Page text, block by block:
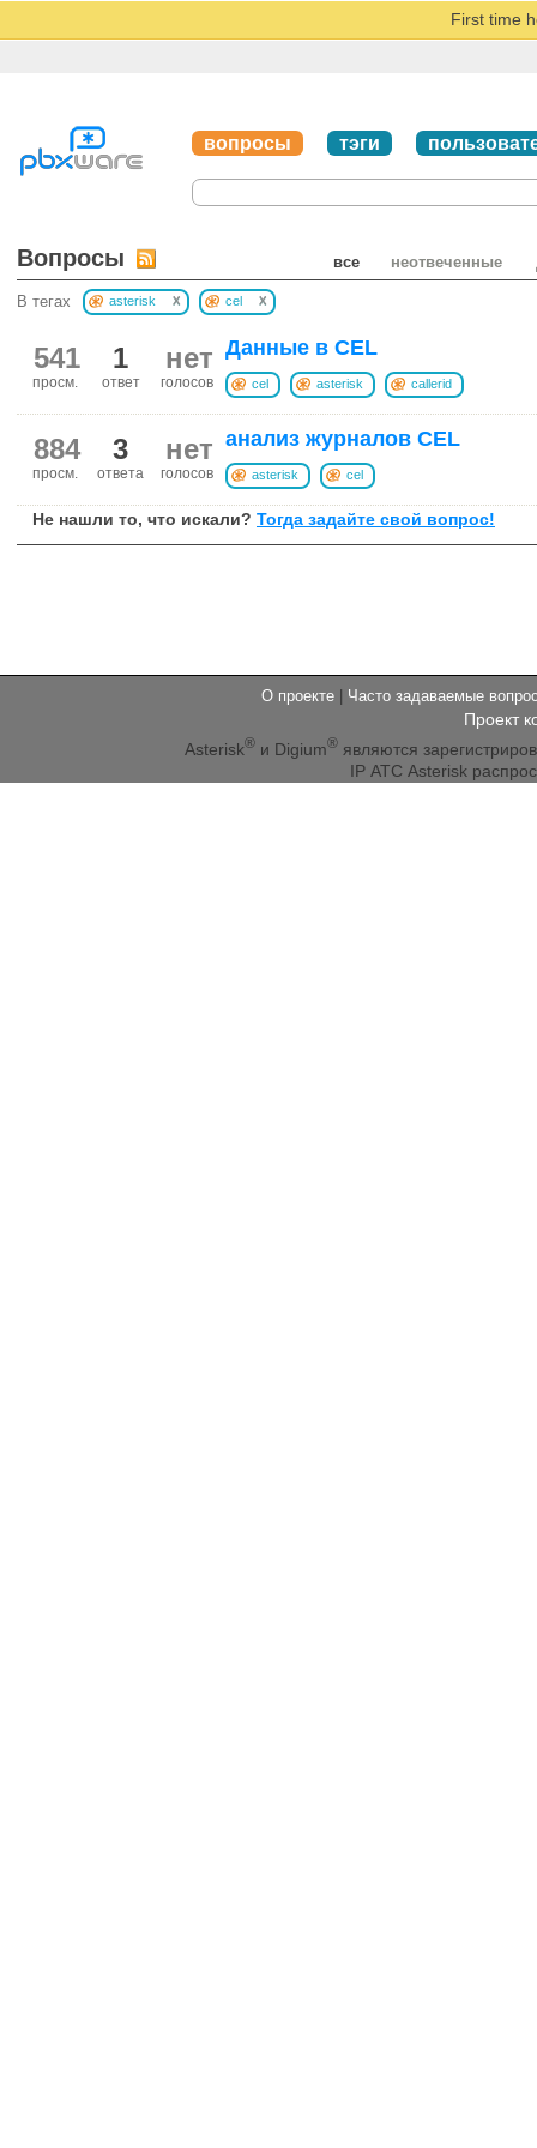
First time
вопросы тэги
все неотвеченные
Вопросы
В тегах asterisk x cel x
нет
голосов
1
ответ
541
просм.
Данные в CEL
cel asterisk callerid
нет
голосов
3
ответа
884
просм.
анализ журналов CEL
asterisk cel
Не нашли то, что искали? Тогда задайте свой вопрос!
О проекте | Часто задаваемые
Проект
Asterisk®и Digium®являются
IP АТС Asterisk